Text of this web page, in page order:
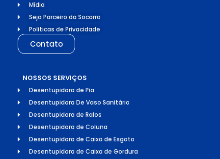
Mídia
Seja Parceiro da Socorro
Politicas de Privacidade
Contato
NOSSOS SERVIÇOS
Desentupidora de Pia
Desentupidora De Vaso Sanitário
Desentupidora de Ralos
Desentupidora de Coluna
Desentupidora de Caixa de Esgoto
Desentupidora de Caixa de Gordura